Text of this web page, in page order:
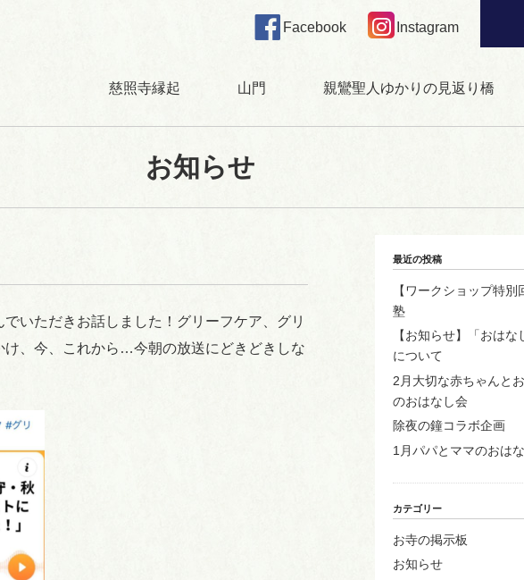
Facebook Instagram
慈照寺縁起 山門 親鸞聖人ゆかりの見返り橋
お知らせ
いただきお話しました！グリーフケア、グリ
、今、これから…今朝の放送にどきどきしな
最近の投稿
【ワークショップ特
塾
【お知らせ】「おは
について
2月大切な赤ちゃんと
のおはなし会
除夜の鐘コラボ企画
1月パパとママのおは
カテゴリー
お寺の掲示板
お知らせ